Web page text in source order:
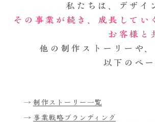
私たちは、デザイ
その事業が続き、成長して
お客様と
他の制作ストーリーや
以下のペ
→ 制作ストーリー一覧
→ 事業戦略ブランディング